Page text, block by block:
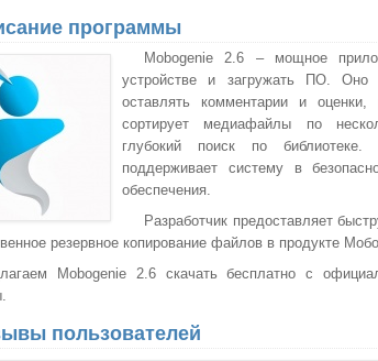
программы
Mobogenie 2.6 – мощное
устройстве и загружать ПО. Оно
оставлять комментарии и
сортирует медиафайлы по
глубокий поиск по
поддерживает систему в
обеспечения.
Разработчик предоставляет
резервное копирование файлов в продукте
Mobogenie 2.6 скачать бесплатно с
пользователей